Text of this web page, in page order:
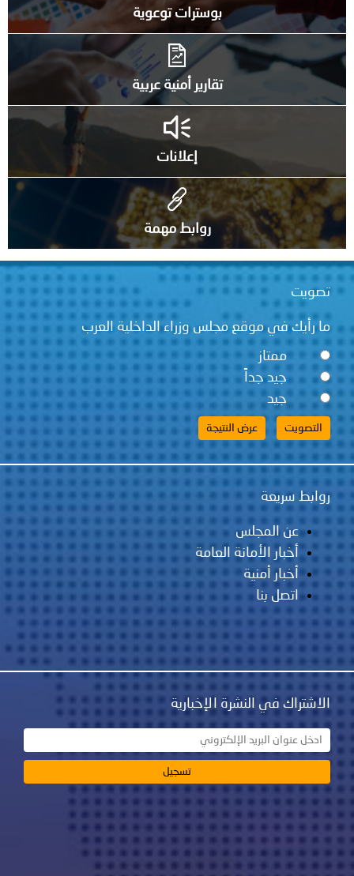
بوسترات توعوية
تقارير أمنية عربية
إعلانات
روابط مهمة
تصويت
ما رأيك في موقع مجلس وزراء الداخلية العرب
ممتاز
جيد جداً
جيد
روابط سريعة
عن المجلس
أخبار الأمانة العامة
أخبار أمنية
اتصل بنا
الاشتراك في النشرة الإخبارية